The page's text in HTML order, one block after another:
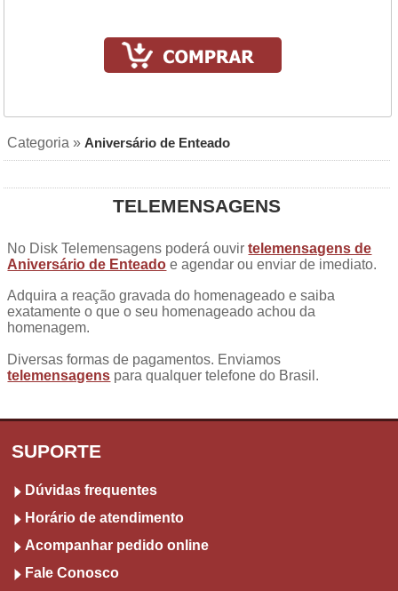
Categoria »Aniversário de Enteado
TELEMENSAGENS
No Disk Telemensagens poderá ouvirtelemensagens de
Aniversário de Enteado e agendar ou enviar de imediato.
Adquira a reação gravada do homenageado e saiba
exatamente o que o seu homenageado achou da
homenagem.
Diversas formas de pagamentos. Enviamos
telemensagens para qualquer telefone do Brasil.
SUPORTE
Dúvidas frequentes
Horário de atendimento
Acompanhar pedido online
Fale Conosco